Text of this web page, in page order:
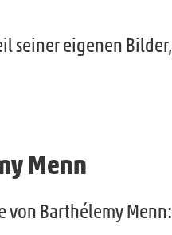
seiner eigenen
Menn
von Barthélemy Menn: